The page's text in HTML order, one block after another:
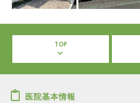
TOP
医院基本情報